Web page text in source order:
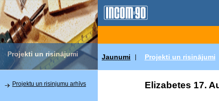
Projekti un risinājumi Jaunumi Projekti un risinājumi
Projektu un risinjumu arhīvs Elizabetes 17.